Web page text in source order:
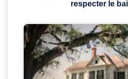
respecter le